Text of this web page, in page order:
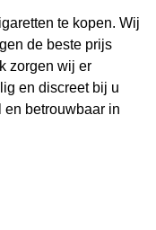
te kopen. Wij
de beste prijs
zorgen wij er
en discreet bij u
betrouwbaar in